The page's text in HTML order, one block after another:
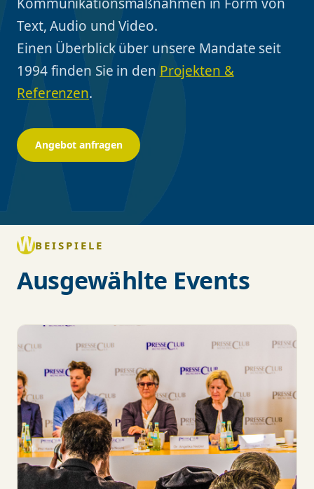
Text, Audio und Video.
Einen Überblick über unsere Mandate seit
1994 finden Sie in den Projekten &
Referenzen.
Angebot anfragen
BEISPIELE
Ausgewählte Events